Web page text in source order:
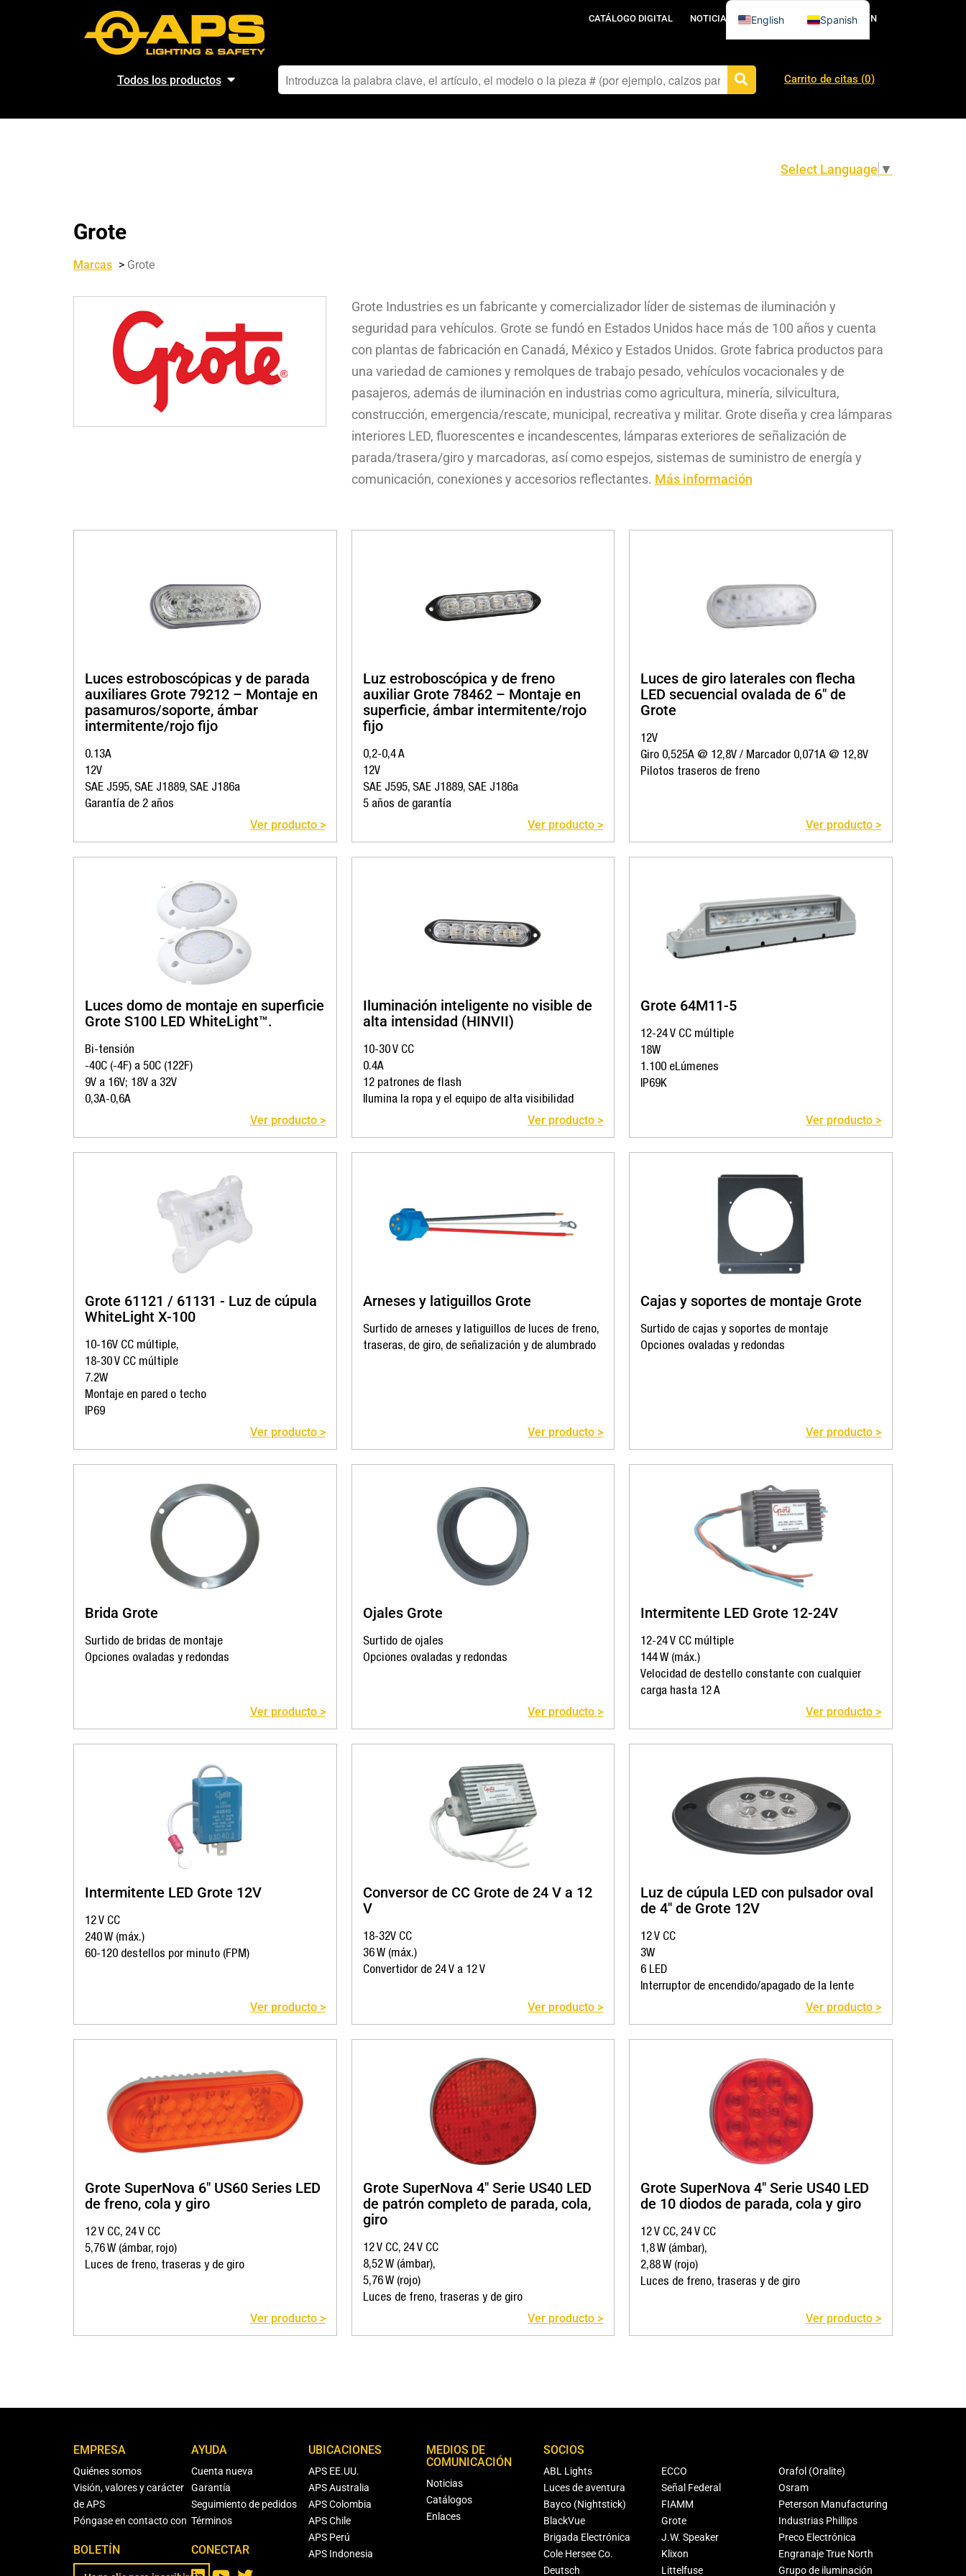
CATÁLOGO DIGITAL NOTICIAS PÓNGASE EN CONTACTO CON
Todos los productos Carrito de citas (0)
Select Language ▼
Grote
Marcas > Grote
Grote Industries es un fabricante y comercializador líder de sistemas de iluminación y
seguridad para vehículos. Grote se fundó en Estados Unidos hace más de 100 años y cuenta
con plantas de fabricación en Canadá, México y Estados Unidos. Grote fabrica productos para
una variedad de camiones y remolques de trabajo pesado, vehículos vocacionales y de
pasajeros, además de iluminación en industrias como agricultura, minería, silvicultura,
construcción, emergencia/rescate, municipal, recreativa y militar. Grote diseña y crea lámparas
interiores LED, fluorescentes e incandescentes, lámparas exteriores de señalización de
parada/trasera/giro y marcadoras, así como espejos, sistemas de suministro de energía y
comunicación, conexiones y accesorios reflectantes. Más información
Luces estroboscópicas y de parada
auxiliares Grote 79212 – Montaje en
pasamuros/soporte, ámbar
intermitente/rojo fijo
0.13A
12V
SAE J595, SAE J1889, SAE J186a
Garantía de 2 años
Ver producto >
Luz estroboscópica y de freno
auxiliar Grote 78462 – Montaje en
superficie, ámbar intermitente/rojo
fijo
0,2-0,4 A
12V
SAE J595, SAE J1889, SAE J186a
5 años de garantía
Ver producto >
Luces de giro laterales con flecha
LED secuencial ovalada de 6" de
Grote
12V
Giro 0,525A @ 12,8V / Marcador 0,071A @ 12,8V
Pilotos traseros de freno
Ver producto >
Luces domo de montaje en superficie
Grote S100 LED WhiteLight™.
Bi-tensión
-40C (-4F) a 50C (122F)
9V a 16V; 18V a 32V
0,3A-0,6A
Ver producto >
Iluminación inteligente no visible de
alta intensidad (HINVII)
10-30 V CC
0.4A
12 patrones de flash
Ilumina la ropa y el equipo de alta visibilidad
Ver producto >
Grote 64M11-5
12-24 V CC múltiple
18W
1.100 eLúmenes
IP69K
Ver producto >
Grote 61121 / 61131 - Luz de cúpula
WhiteLight X-100
10-16V CC múltiple,
18-30 V CC múltiple
7.2W
Montaje en pared o techo
IP69
Ver producto >
Arneses y latiguillos Grote
Surtido de arneses y latiguillos de luces de freno,
traseras, de giro, de señalización y de alumbrado
Ver producto >
Cajas y soportes de montaje Grote
Surtido de cajas y soportes de montaje
Opciones ovaladas y redondas
Ver producto >
Brida Grote
Surtido de bridas de montaje
Opciones ovaladas y redondas
Ver producto >
Ojales Grote
Surtido de ojales
Opciones ovaladas y redondas
Ver producto >
Intermitente LED Grote 12-24V
12-24 V CC múltiple
144 W (máx.)
Velocidad de destello constante con cualquier
carga hasta 12 A
Ver producto >
Intermitente LED Grote 12V
12 V CC
240 W (máx.)
60-120 destellos por minuto (FPM)
Ver producto >
Conversor de CC Grote de 24 V a 12
V
18-32V CC
36 W (máx.)
Convertidor de 24 V a 12 V
Ver producto >
Luz de cúpula LED con pulsador oval
de 4″ de Grote 12V
12 V CC
3W
6 LED
Interruptor de encendido/apagado de la lente
Ver producto >
Grote SuperNova 6″ US60 Series LED
de freno, cola y giro
12 V CC, 24 V CC
5,76 W (ámbar, rojo)
Luces de freno, traseras y de giro
Ver producto >
Grote SuperNova 4″ Serie US40 LED
de patrón completo de parada, cola,
giro
12 V CC, 24 V CC
8,52 W (ámbar),
5,76 W (rojo)
Luces de freno, traseras y de giro
Ver producto >
Grote SuperNova 4″ Serie US40 LED
de 10 diodos de parada, cola y giro
12 V CC, 24 V CC
1,8 W (ámbar),
2,88 W (rojo)
Luces de freno, traseras y de giro
Ver producto >
EMPRESA
Quiénes somos
Visión, valores y carácter
de APS
Póngase en contacto con
BOLETÍN
AYUDA
Cuenta nueva
Garantía
Seguimiento de pedidos
Términos
CONECTAR
UBICACIONES
APS EE.UU.
APS Australia
APS Colombia
APS Chile
APS Perú
APS Indonesia
MEDIOS DE
COMUNICACIÓN
Noticias
Catálogos
Enlaces
SOCIOS
ABL Lights
Luces de aventura
Bayco (Nightstick)
BlackVue
Brigada Electrónica
Cole Hersee Co.
Deutsch
ECCO
Señal Federal
FIAMM
Grote
J.W. Speaker
Klixon
Littelfuse
Orafol (Oralite)
Osram
Peterson Manufacturing
Industrias Phillips
Preco Electrónica
Engranaje True North
Grupo de iluminación
English Spanish